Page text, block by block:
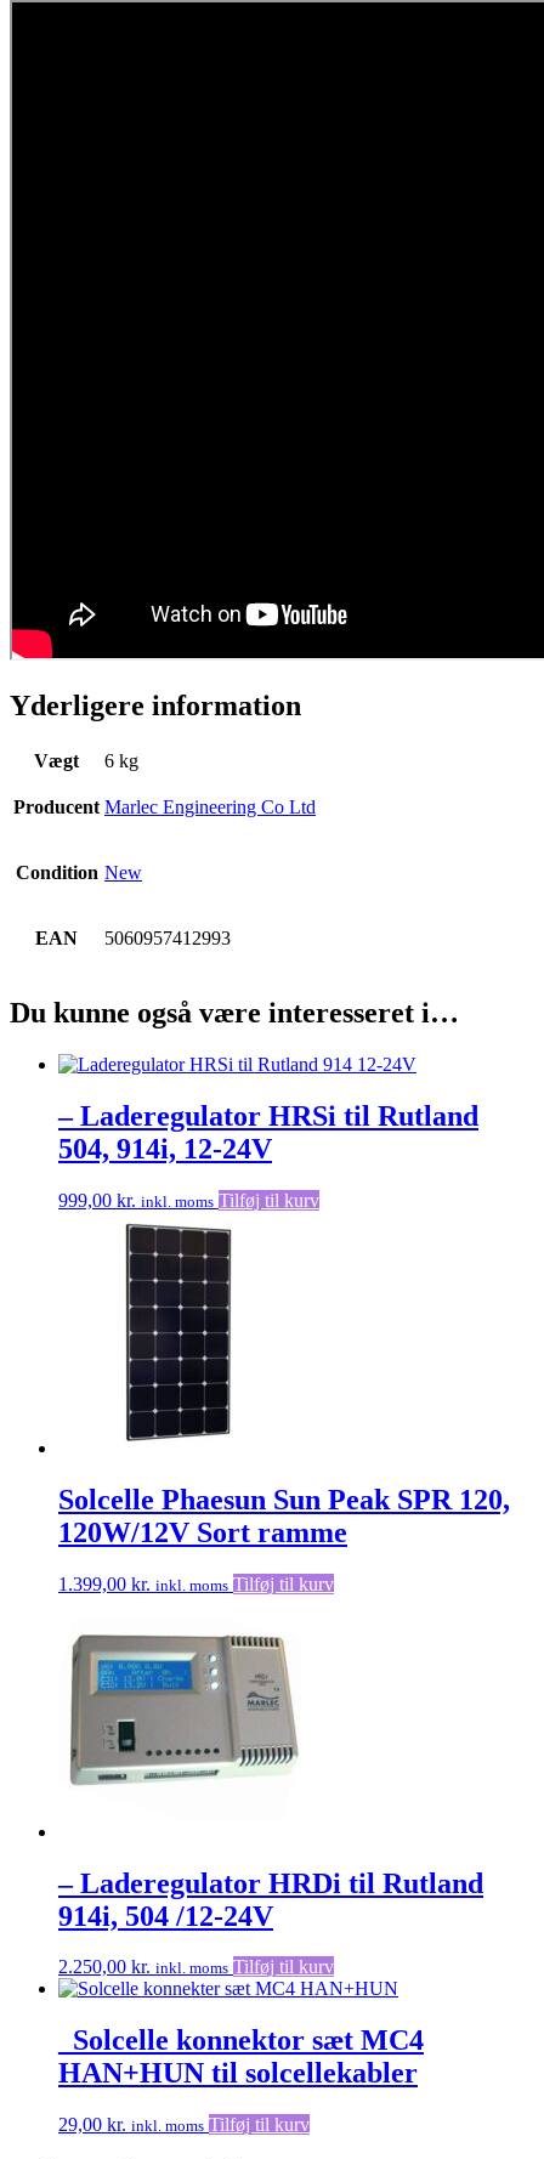
Yderligere information
Vægt 6 kg
Producent Marlec Engineering Co Ltd
Condition New
EAN 5060957412993
Du kunne også være interesseret i…
– Laderegulator HRSi til Rutland
504, 914i, 12-24V
999,00 kr. inkl. moms Tilføj til kurv
Solcelle Phaesun Sun Peak SPR 120,
120W/12V Sort ramme
1.399,00 kr. inkl. moms Tilføj til kurv
– Laderegulator HRDi til Rutland
914i, 504 /12-24V
2.250,00 kr. inkl. moms Tilføj til kurv
_Solcelle konnektor sæt MC4
HAN+HUN til solcellekabler
29,00 kr. inkl. moms Tilføj til kurv